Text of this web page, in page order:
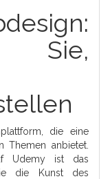
die eine
Themen anbietet.
Udemy ist das
die Kunst des